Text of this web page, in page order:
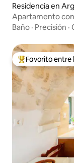
Residencia en
Apartamento
de Atenas
Baño · Precisión ·
De los mejores
Favorito entre